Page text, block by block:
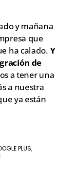
y mañana
que
ha calado. Y
de
a tener una
a nuestra
ya están
PLUS,